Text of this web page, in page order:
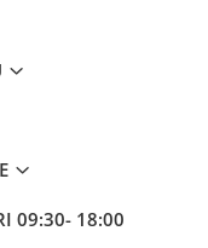
09:30- 18:00